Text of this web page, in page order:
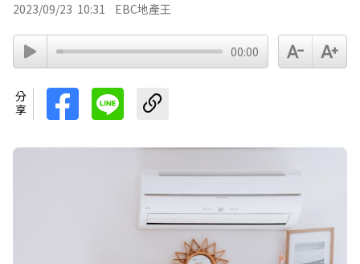
2023/09/23 10:31 EBC地產王
00:00
分享